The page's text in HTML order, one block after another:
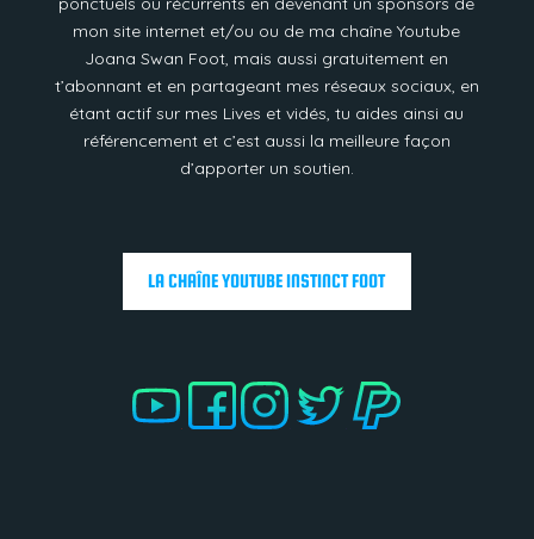
mon site internet et/ou ou de ma chaîne Youtube
Joana Swan Foot, mais aussi gratuitement en
t’abonnant et en partageant mes réseaux sociaux, en
étant actif sur mes Lives et vidés, tu aides ainsi au
référencement et c’est aussi la meilleure façon
d’apporter un soutien.
LA CHAÎNE YOUTUBE INSTINCT FOOT
. . .